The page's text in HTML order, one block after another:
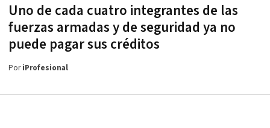
Uno de cada cuatro integrantes de las
fuerzas armadas y de seguridad ya no
puede pagar sus créditos
PoriProfesional